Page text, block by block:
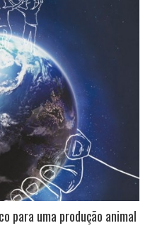
para uma produção animal